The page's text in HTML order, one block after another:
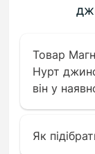
Товар
Нурт
він у
Як